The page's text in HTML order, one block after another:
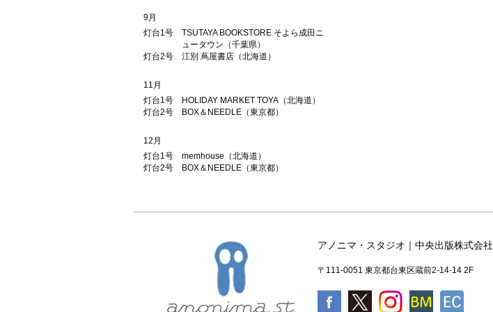
9月
灯台1号
TSUTAYA BOOKSTORE そよら成田ニ
ュータウン（千葉県）
灯台2号
江別 蔦屋書店（北海道）
11月
灯台1号
HOLIDAY MARKET TOYA（北海道）
灯台2号
BOX＆NEEDLE（東京都）
12月
灯台1号
memhouse（北海道）
灯台2号
BOX＆NEEDLE（東京都）
アノニマ・スタジオ｜中央出版株式会社
〒111-0051 東京都台東区蔵前2-14-14 2F